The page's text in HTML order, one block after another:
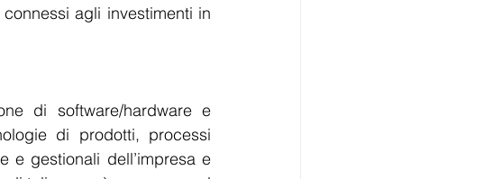
agli investimenti in
di software/hardware e
di prodotti, processi
e gestionali dell’impresa e